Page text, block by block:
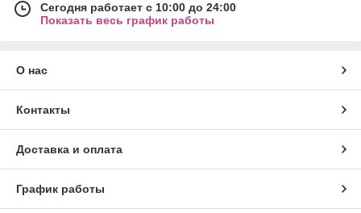
Сегодня работает с 10:00 до 24:00
Показать весь график работы
О нас
Контакты
Доставка и оплата
График работы